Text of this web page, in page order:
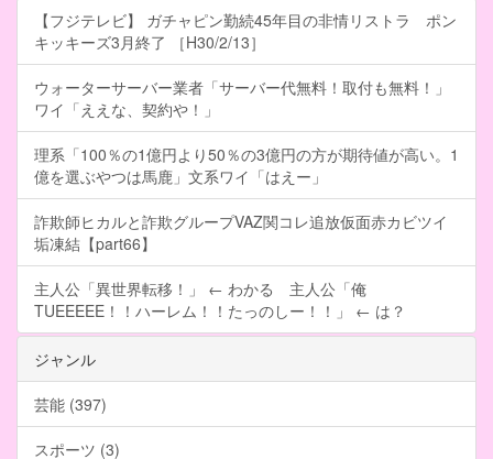
【フジテレビ】 ガチャピン勤続45年目の非情リストラ ポン
キッキーズ3月終了 ［H30/2/13］
ウォーターサーバー業者「サーバー代無料！取付も無料！」
ワイ「ええな、契約や！」
理系「100％の1億円より50％の3億円の方が期待値が高い。1
億を選ぶやつは馬鹿」文系ワイ「はえー」
詐欺師ヒカルと詐欺グループVAZ関コレ追放仮面赤カビツイ
垢凍結【part66】
主人公「異世界転移！」 ← わかる 主人公「俺
TUEEEEE！！ハーレム！！たっのしー！！」 ← は？
ジャンル
芸能 (397)
スポーツ (3)